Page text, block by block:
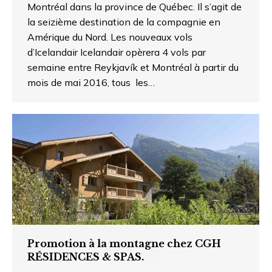
Montréal dans la province de Québec. Il s’agit de
la seizième destination de la compagnie en
Amérique du Nord. Les nouveaux vols
d’Icelandair Icelandair opèrera 4 vols par
semaine entre Reykjavík et Montréal à partir du
mois de mai 2016, tous les…
Promotion à la montagne chez CGH
RÉSIDENCES & SPAS.